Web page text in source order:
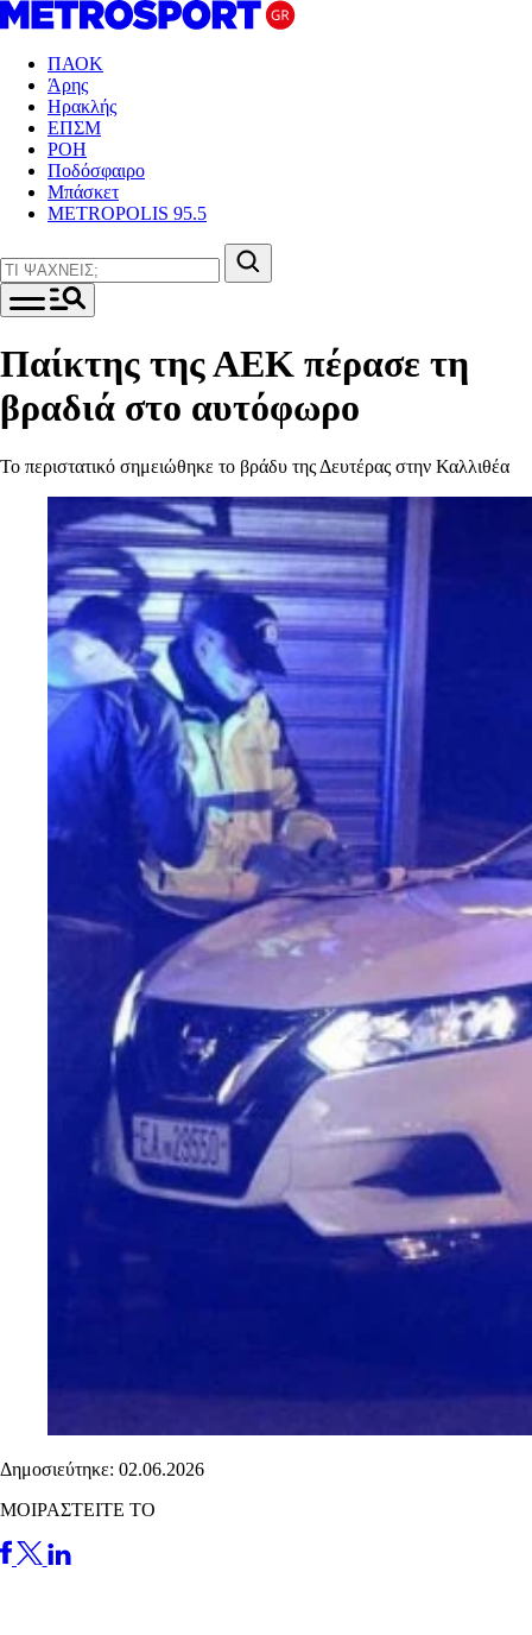
ΠΑΟΚ
Άρης
Ηρακλής
ΕΠΣΜ
ΡΟΗ
Ποδόσφαιρο
Μπάσκετ
METROPOLIS 95.5
Παίκτης της ΑΕΚ πέρασε τη
βραδιά στο αυτόφωρο
Το περιστατικό σημειώθηκε το βράδυ της Δευτέρας στην Καλλιθέα
Δημοσιεύτηκε: 02.06.2026
ΜΟΙΡΑΣΤΕΙΤΕ ΤΟ